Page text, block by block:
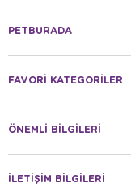
PETBURADA
FAVORİ KATEGORİLER
ÖNEMLİ BİLGİLERİ
İLETİŞİM BİLGİLERİ